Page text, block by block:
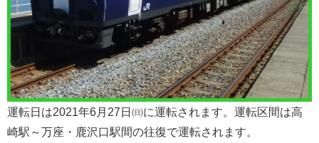
運転日は2021年6月27日㈰に運転されます。運転区間は高
崎駅～万座・鹿沢口駅間の往復で運転されます。